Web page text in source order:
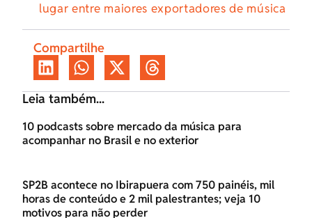
lugar entre maiores exportadores de música
Compartilhe
Leia também...
10 podcasts sobre mercado da música para
acompanhar no Brasil e no exterior
SP2B acontece no Ibirapuera com 750 painéis, mil
horas de conteúdo e 2 mil palestrantes; veja 10
motivos para não perder